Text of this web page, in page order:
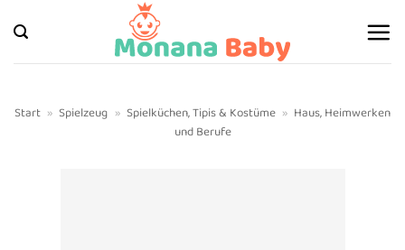
Inhalt
springen
Start » Spielzeug » Spielküchen, Tipis & Kostüme » Haus, Heimwerken
und Berufe